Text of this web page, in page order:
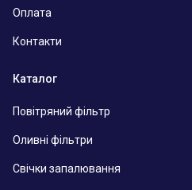
Оплата
Контакти
Каталог
Повітряний фільтр
Оливні фільтри
Свічки запалювання